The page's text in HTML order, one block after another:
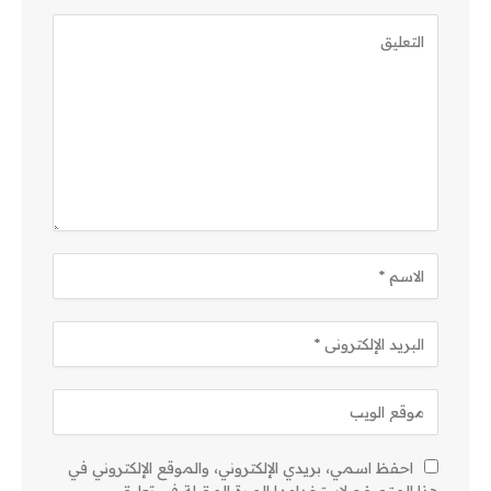
احفظ اسمي، بريدي الإلكتروني، والموقع الإلكتروني في